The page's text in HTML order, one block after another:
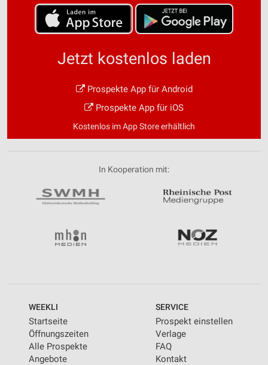
Jetzt kostenlos laden
Prospekte App für Android
Prospekte App für iOS
Kostenlos im App Store erhältlich
In Kooperation mit:
WEEKLI
Startseite
Öffnungszeiten
Alle Prospekte
Angebote
SERVICE
Prospekt einstellen
Verlage
FAQ
Kontakt